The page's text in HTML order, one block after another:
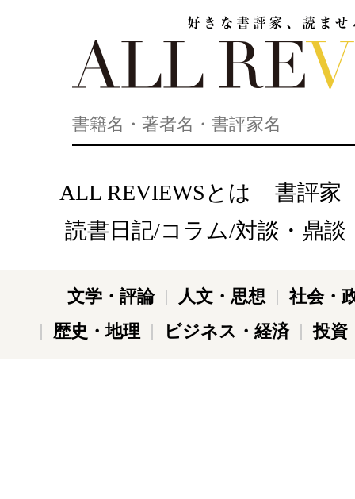
ALL REVIEWSとは
書評家
読書日記/コラム/対談・鼎談
文学・評論 人文・思想
社会・
歴史・地理
ビジネス・経済 投資